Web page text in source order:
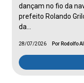
dançam no fio da
prefeito Rolando
da…
28/07/2026 Por Rodolfo